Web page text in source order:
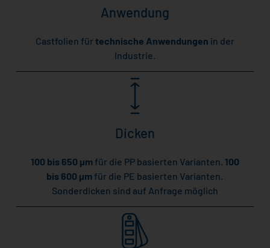
Anwendung
Castfolien fürtechnische Anwendungen in der
Industrie.
Dicken
100 bis 650 µmfür die PP basierten Varianten. 100
bis 600 µmfür die PE basierten Varianten.
Sonderdicken sind auf Anfrage möglich